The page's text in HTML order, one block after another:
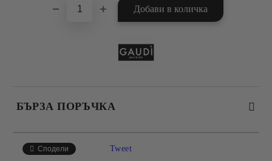
БЪРЗА ПОРЪЧКА
Сподели Tweet